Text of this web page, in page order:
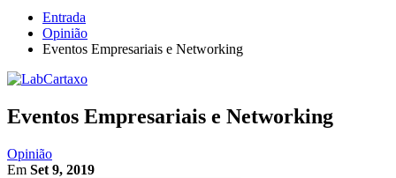
Entrada
Opinião
Eventos Empresariais e Networking
Eventos Empresariais e Networking
Opinião
Em Set 9, 2019